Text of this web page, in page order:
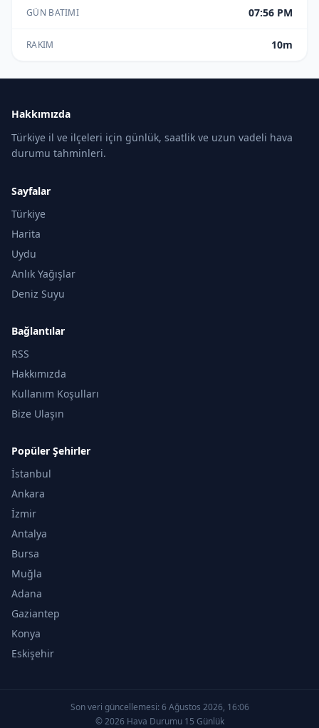
GÜN BATIMI 07:56 PM
RAKIM 10m
Hakkımızda
Türkiye il ve ilçeleri için günlük, saatlik ve uzun vadeli hava
durumu tahminleri.
Sayfalar
Türkiye
Harita
Uydu
Anlık Yağışlar
Deniz Suyu
Bağlantılar
RSS
Hakkımızda
Kullanım Koşulları
Bize Ulaşın
Popüler Şehirler
İstanbul
Ankara
İzmir
Antalya
Bursa
Muğla
Adana
Gaziantep
Konya
Eskişehir
Son veri güncellemesi: 6 Ağustos 2026, 16:06
© 2026 Hava Durumu 15 Günlük